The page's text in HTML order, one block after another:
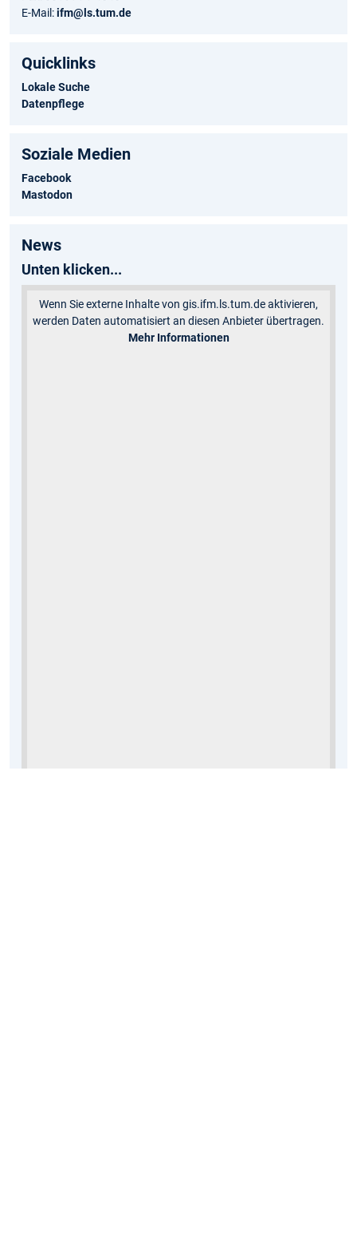
E-Mail:ifm@ls.tum.de
Quicklinks
Lokale Suche
Datenpflege
Soziale Medien
Facebook
Mastodon
News
Unten klicken...
Wenn Sie externe Inhalte von gis.ifm.ls.tum.de aktivieren,
werden Daten automatisiert an diesen Anbieter übertragen.
Mehr Informationen